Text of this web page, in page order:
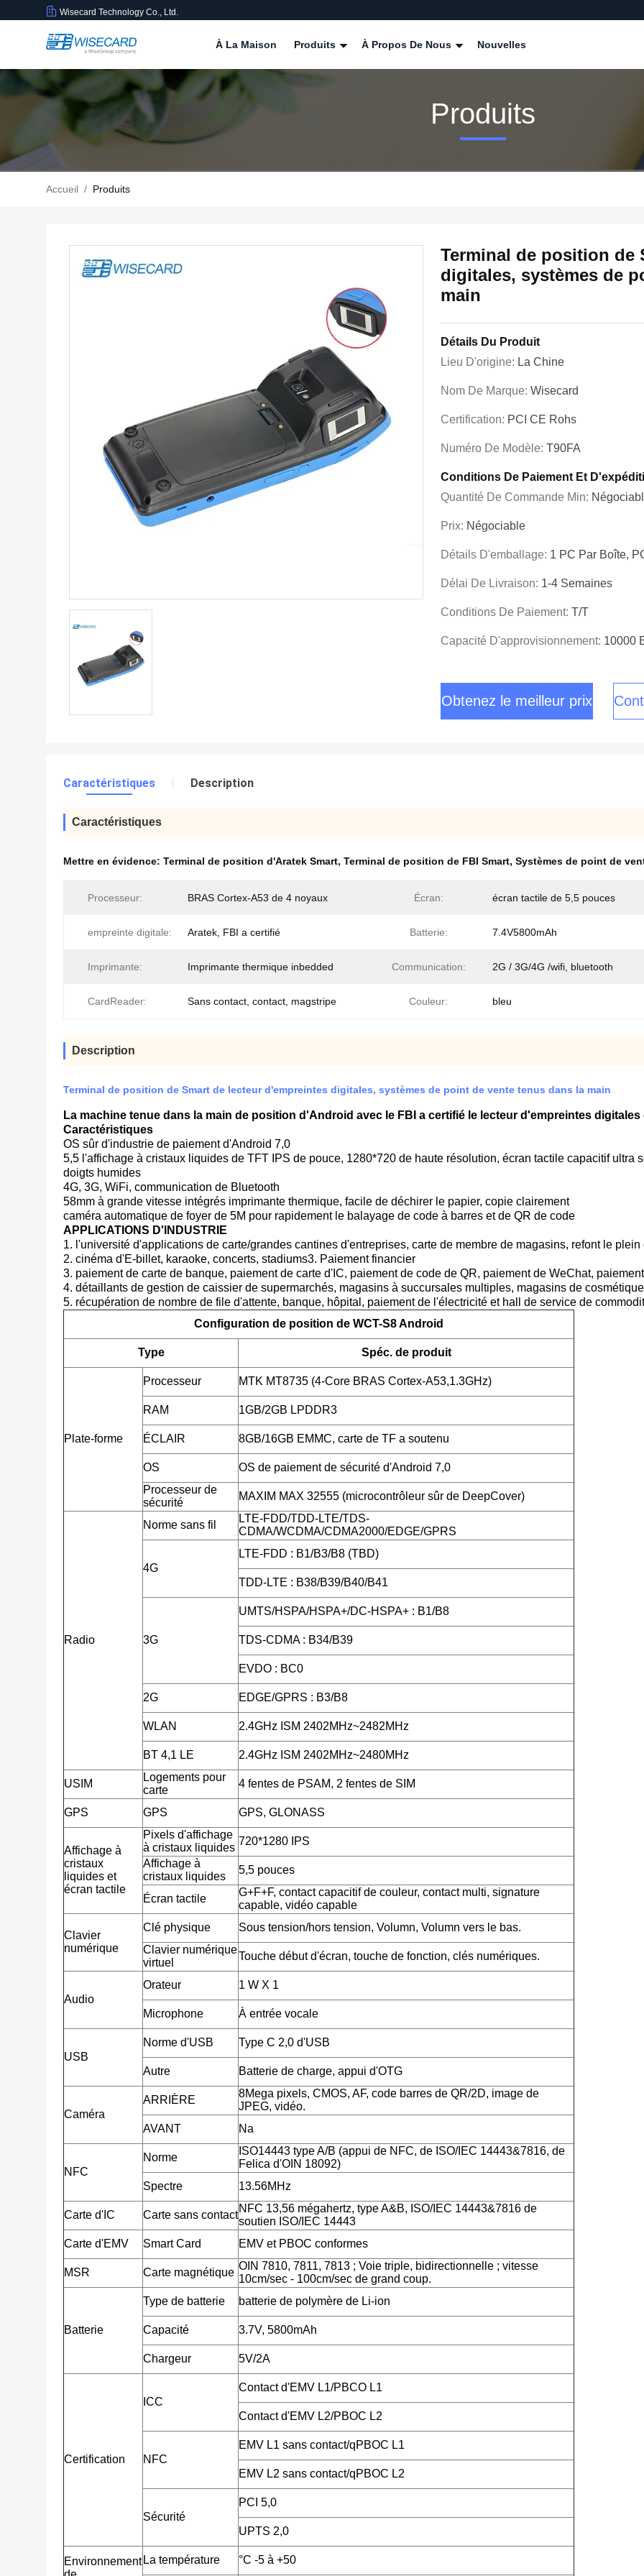
Wisecard Technology Co., Ltd.
À La Maison Produits À Propos De Nous Nouvelles
Produits
Accueil / Produits
Terminal de position de
digitales, systèmes de
main
Détails Du Produit
Lieu D'origine: La Chine
Nom De Marque: Wisecard
Certification: PCI CE Rohs
Numéro De Modèle: T90FA
Conditions De Paiement Et
Quantité De Commande Min:
Prix: Négociable
Détails D'emballage: 1 PC Par Boîte,
Délai De Livraison: 1-4 Semaines
Conditions De Paiement: T/T
Capacité D'approvisionnement: 10000
Obtenez le meilleur prix
Caractéristiques Description
Caractéristiques
Mettre en évidence: Terminal de position d'Aratek Smart, Terminal de position de FBI Smart, Systèmes de point de
Processeur: BRAS Cortex-A53 de 4 noyaux Écran: écran tactile de 5,5 pouces
empreinte digitale: Aratek, FBI a certifié Batterie: 7.4V5800mAh
Imprimante: Imprimante thermique inbedded Communication: 2G / 3G/4G /wifi, bluetooth
CardReader: Sans contact, contact, magstripe Couleur: bleu
Description
Terminal de position de Smart de lecteur d'empreintes digitales, systèmes de point de vente tenus dans la main
La machine tenue dans la main de position d'Android avec le FBI a certifié le lecteur d'empreintes digitales
Caractéristiques
OS sûr d'industrie de paiement d'Android 7,0
5,5 l'affichage à cristaux liquides de TFT IPS de pouce, 1280*720 de haute résolution, écran tactile capacitif ultra
doigts humides
4G, 3G, WiFi, communication de Bluetooth
58mm à grande vitesse intégrés imprimante thermique, facile de déchirer le papier, copie clairement
caméra automatique de foyer de 5M pour rapidement le balayage de code à barres et de QR de code
APPLICATIONS D'INDUSTRIE
1. l'université d'applications de carte/grandes cantines d'entreprises, carte de membre de magasins, refont le
2. cinéma d'E-billet, karaoke, concerts, stadiums3. Paiement financier
3. paiement de carte de banque, paiement de carte d'IC, paiement de code de QR, paiement de WeChat,
4. détaillants de gestion de caissier de supermarchés, magasins à succursales multiples, magasins de
5. récupération de nombre de file d'attente, banque, hôpital, paiement de l'électricité et hall de service de
Configuration de position de WCT-S8 Android
Type Spéc. de produit
Plate-forme
Processeur MTK MT8735 (4-Core BRAS Cortex-A53,1.3GHz)
RAM 1GB/2GB LPDDR3
ÉCLAIR 8GB/16GB EMMC, carte de TF a soutenu
OS
OS de paiement de sécurité d'Android 7,0
Processeur de
sécurité
MAXIM MAX 32555 (microcontrôleur sûr de DeepCover)
Radio
Norme sans fil
LTE-FDD/TDD-LTE/TDS-
CDMA/WCDMA/CDMA2000/EDGE/GPRS
4G
LTE-FDD : B1/B3/B8 (TBD)
TDD-LTE : B38/B39/B40/B41
3G
UMTS/HSPA/HSPA+/DC-HSPA+ : B1/B8
TDS-CDMA : B34/B39
EVDO : BC0
2G EDGE/GPRS : B3/B8
WLAN 2.4GHz ISM 2402MHz~2482MHz
BT 4,1 LE 2.4GHz ISM 2402MHz~2480MHz
USIM
Logements pour
carte
4 fentes de PSAM, 2 fentes de SIM
GPS GPS GPS, GLONASS
Affichage à
cristaux
liquides et
écran tactile
Pixels d'affichage
à cristaux liquides
720*1280 IPS
Affichage à
cristaux liquides
5,5 pouces
Écran tactile
G+F+F, contact capacitif de couleur, contact multi, signature
capable, vidéo capable
Clavier
numérique
Clé physique
Sous tension/hors tension, Volumn, Volumn vers le bas.
Clavier numérique
virtuel
Touche début d'écran, touche de fonction, clés numériques.
Audio
Orateur 1 W X 1
Microphone À entrée vocale
USB
Norme d'USB Type C 2,0 d'USB
Autre Batterie de charge, appui d'OTG
Caméra
ARRIÈRE
8Mega pixels, CMOS, AF, code barres de QR/2D, image de
JPEG, vidéo.
AVANT
Na
NFC
Norme
ISO14443 type A/B (appui de NFC, de ISO/IEC 14443&7816, de
Felica d'OIN 18092)
Spectre
13.56MHz
Carte d'IC Carte sans contact
NFC 13,56 mégahertz, type A&B, ISO/IEC 14443&7816 de
soutien ISO/IEC 14443
Carte d'EMV
Smart Card EMV et PBOC conformes
MSR Carte magnétique
OIN 7810, 7811, 7813 ; Voie triple, bidirectionnelle ; vitesse
10cm/sec - 100cm/sec de grand coup.
Batterie
Type de batterie batterie de polymère de Li-ion
Capacité 3.7V, 5800mAh
Chargeur 5V/2A
Certification
ICC
Contact d'EMV L1/PBCO L1
Contact d'EMV L2/PBOC L2
NFC
EMV L1 sans contact/qPBOC L1
EMV L2 sans contact/qPBOC L2
Sécurité
PCI 5,0
UPTS 2,0
Environnement La température °C -5 à +50